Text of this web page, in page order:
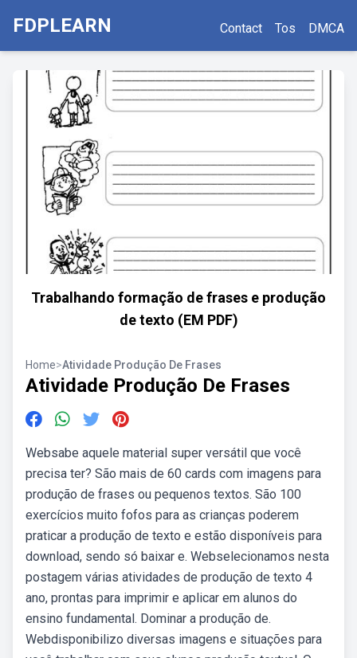
FDPLEARN Contact Tos DMCA
Trabalhando formação de frases e produção
de texto (EM PDF)
Home>Atividade Produção De Frases
Atividade Produção De Frases
Websabe aquele material super versátil que você
precisa ter? São mais de 60 cards com imagens para
produção de frases ou pequenos textos. São 100
exercícios muito fofos para as crianças poderem
praticar a produção de texto e estão disponíveis para
download, sendo só baixar e. Webselecionamos nesta
postagem várias atividades de produção de texto 4
ano, prontas para imprimir e aplicar em alunos do
ensino fundamental. Dominar a produção de.
Webdisponibilizo diversas imagens e situações para